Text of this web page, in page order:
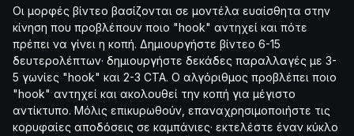
Οι μορφές βίντεο βασίζονται σε μοντέλα ευαίσθητα στην
κίνηση που προβλέπουν ποιο "hook" αντηχεί και πότε
πρέπει να γίνει η κοπή. Δημιουργήστε βίντεο 6-15
δευτερολέπτων· δημιουργήστε δεκάδες παραλλαγές με 3-
5 γωνίες "hook" και 2-3 CTA. Ο αλγόριθμος προβλέπει ποιο
"hook" αντηχεί και ακολουθεί την κοπή για μέγιστο
αντίκτυπο. Μόλις επικυρωθούν, επαναχρησιμοποιήστε τις
κορυφαίες αποδόσεις σε καμπάνιες· εκτελέστε έναν κύκλο